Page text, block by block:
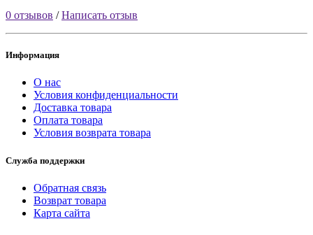
0 отзывов /Написать отзыв
Информация
О нас
Условия конфиденциальности
Доставка товара
Оплата товара
Условия возврата товара
Служба поддержки
Обратная связь
Возврат товара
Карта сайта